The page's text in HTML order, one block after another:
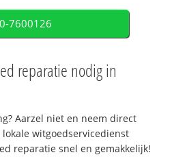
7600126
reparatie nodig in
Aarzel niet en neem direct
witgoedservicedienst
reparatie snel en gemakkelijk!